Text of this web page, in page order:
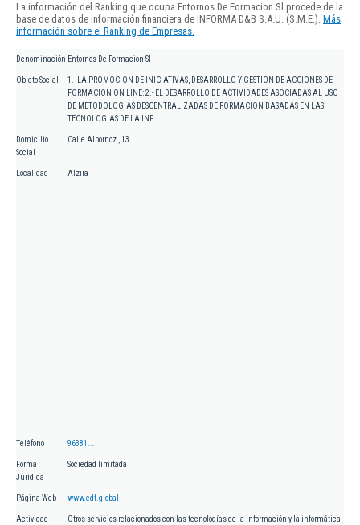
La información del Ranking que ocupa Entornos De Formacion Sl procede de la
base de datos de información financiera de INFORMA D&B S.A.U. (S.M.E.). Más
información sobre el Ranking de Empresas.
Denominación Entornos De Formacion Sl
Objeto Social
1.- LA PROMOCION DE INICIATIVAS, DESARROLLO Y GESTION DE ACCIONES DE
FORMACION ON LINE: 2.- EL DESARROLLO DE ACTIVIDADES ASOCIADAS AL USO
DE METODOLOGIAS DESCENTRALIZADAS DE FORMACION BASADAS EN LAS
TECNOLOGIAS DE LA INF
Domicilio
Social
Calle Albornoz , 13
Localidad Alzira
Teléfono 96381...
Forma
Jurídica
Sociedad limitada
Página Web www.edf.global
Actividad Otros servicios relacionados con las tecnologías de la información y la informática